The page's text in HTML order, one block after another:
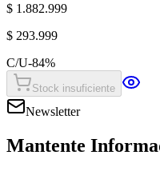
$ 1.882.999
$ 293.999
C/U-84%
Stock insuficiente
Newsletter
Mantente